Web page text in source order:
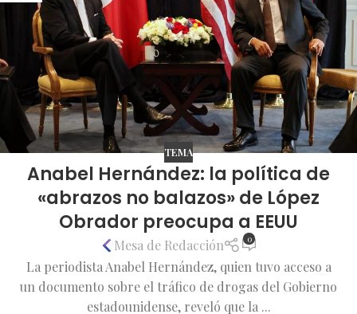
TEMA
Anabel Hernández: la política de
«abrazos no balazos» de López
Obrador preocupa a EEUU
Mesa de Redacción 0
La periodista Anabel Hernández, quien tuvo acceso a
un documento sobre el tráfico de drogas del Gobierno
estadounidense, reveló que la ...